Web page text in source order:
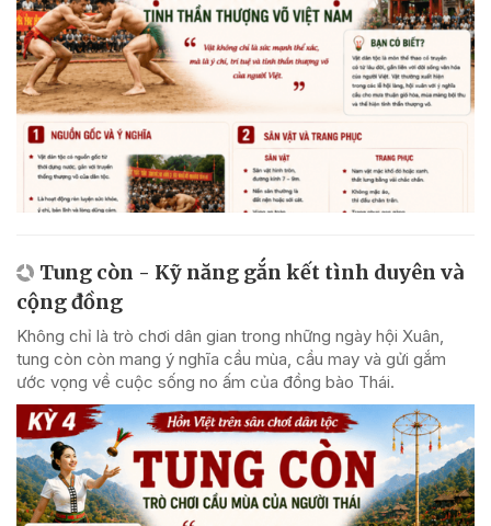
Tung còn - Kỹ năng gắn kết tình duyên và
cộng đồng
Không chỉ là trò chơi dân gian trong những ngày hội Xuân,
tung còn còn mang ý nghĩa cầu mùa, cầu may và gửi gắm
ước vọng về cuộc sống no ấm của đồng bào Thái.